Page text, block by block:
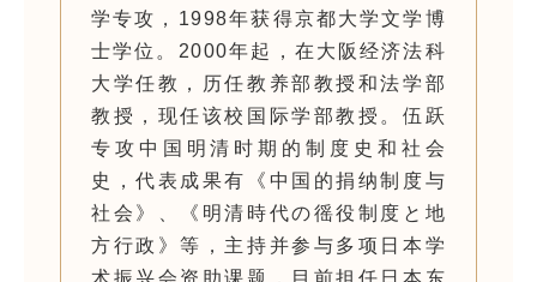
学专攻， 1998年获得京都大学文学博
士学位。 2000年起，在大阪经济法科
大学任教，
历任教养部教授和法学部
教授， 现任该校国 际学部教授。 伍 跃
专 攻中国明清 时期的制度史和社会
史，代表成果有《中国的捐 纳制度与
社会》、《明清時代の徭役制度と地
方行政》等，主持并参与多项日本学
术振兴会资助课题，目前担任日本 东